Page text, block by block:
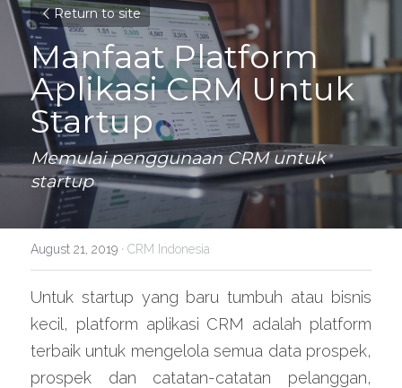
Return to site
Manfaat Platform
Aplikasi CRM Untuk
Startup
Memulai penggunaan CRM untuk
startup
August 21, 2019 · CRM Indonesia
Untuk startup yang baru tumbuh atau bisnis
kecil, platform aplikasi CRM adalah platform
terbaik untuk mengelola semua data prospek,
prospek dan catatan-catatan pelanggan,